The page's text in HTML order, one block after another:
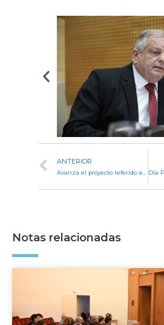
ANTERIOR
Avanza el proyecto referido a las obligaciones de la concesionaria de slots
Notas relacionadas